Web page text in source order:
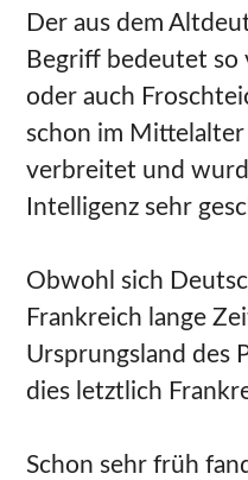
Der aus dem
Begriff bedeutet so
oder auch
schon im
verbreitet und
Intelligenz sehr
Obwohl sich
Frankreich lange
Ursprungsland des
dies letztlich
Schon sehr früh